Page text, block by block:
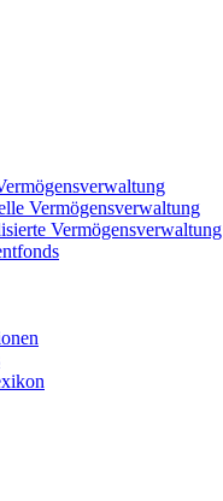
Vermögensverwaltung
Vermögensverwaltung